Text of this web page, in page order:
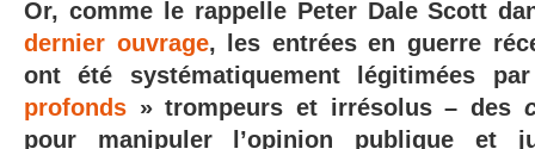
Or, comme le rappelle Peter Dale Scott
dernier ouvrage, les entrées en guerre
ont été systématiquement légitimées
profonds » trompeurs et irrésolus – des
pour manipuler l’opinion publique et